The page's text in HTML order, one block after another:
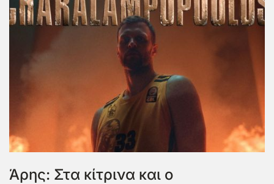
Άρης: Στα κίτρινα και ο